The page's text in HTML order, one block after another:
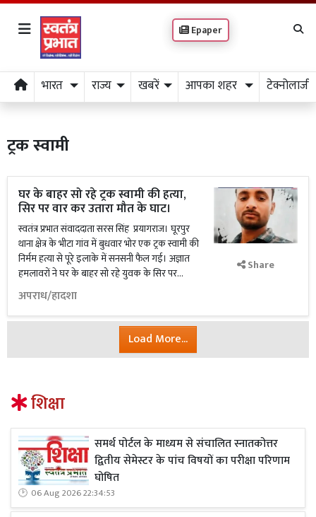
Epaper
भारत राज्य खबरें आपका शहर टेक्नोलाजी
ट्रक स्वामी
घर के बाहर सो रहे ट्रक स्वामी की हत्या,
सिर पर वार कर उतारा मौत के घाट।
स्वतंत्र प्रभात संवाददाता सरस सिंह प्रयागराज। घूरपुर
थाना क्षेत्र के भीटा गांव में बुधवार भोर एक ट्रक स्वामी की
निर्मम हत्या से पूरे इलाके में सनसनी फैल गई। अज्ञात
हमलावरों ने घर के बाहर सो रहे युवक के सिर पर...
अपराध/हादशा
Share
Load More...
शिक्षा
समर्थ पोर्टल के माध्यम से संचालित स्नातकोत्तर
द्वितीय सेमेस्टर के पांच विषयों का परीक्षा परिणाम
घोषित
06 Aug 2026 22:34:53